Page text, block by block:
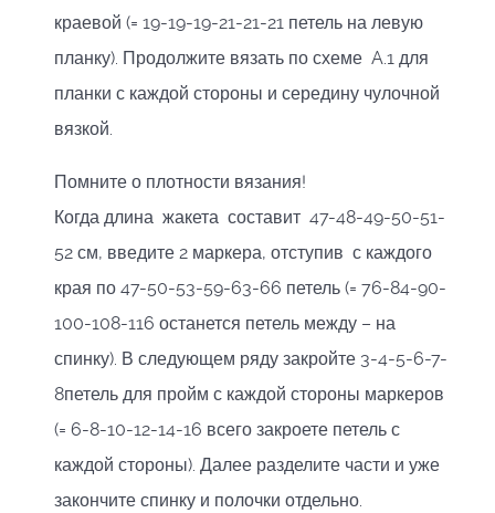
краевой (= 19-19-19-21-21-21 петель на левую
планку). Продолжите вязать по схеме A.1 для
планки с каждой стороны и середину чулочной
вязкой.
Помните о плотности вязания!
Когда длина жакета составит 47-48-49-50-51-
52 см, введите 2 маркера, отступив с каждого
края по 47-50-53-59-63-66 петель (= 76-84-90-
100-108-116 останется петель между – на
спинку). В следующем ряду закройте 3-4-5-6-7-
8петель для пройм с каждой стороны маркеров
(= 6-8-10-12-14-16 всего закроете петель с
каждой стороны). Далее разделите части и уже
закончите спинку и полочки отдельно.